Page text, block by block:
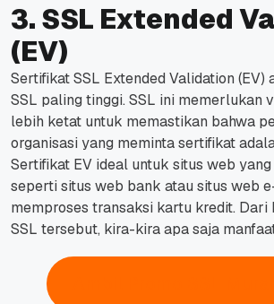
3. SSL Extended
(EV)
Sertifikat SSL Extended Validation (EV)
SSL paling tinggi. SSL ini memerlukan
lebih ketat untuk memastikan bahwa
organisasi yang meminta sertifikat
Sertifikat EV ideal untuk situs web
seperti situs web bank atau situs web
memproses transaksi kartu kredit. Dari
SSL tersebut, kira-kira apa saja